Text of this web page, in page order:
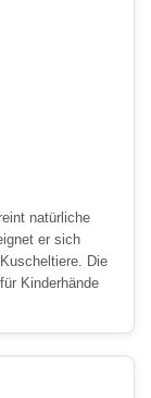
natürliche
er sich
Die
Kinderhände